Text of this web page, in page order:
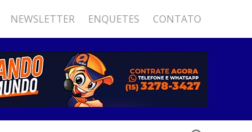
NEWSLETTER ENQUETES CONTATO